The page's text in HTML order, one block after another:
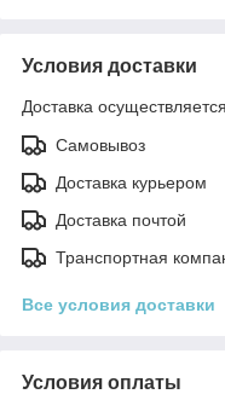
Условия доставки
Доставка
Самовывоз
Доставка курьером
Доставка почтой
Транспортная
Все условия доставки
Условия оплаты